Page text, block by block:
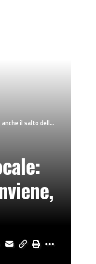
è un tipo di grappa